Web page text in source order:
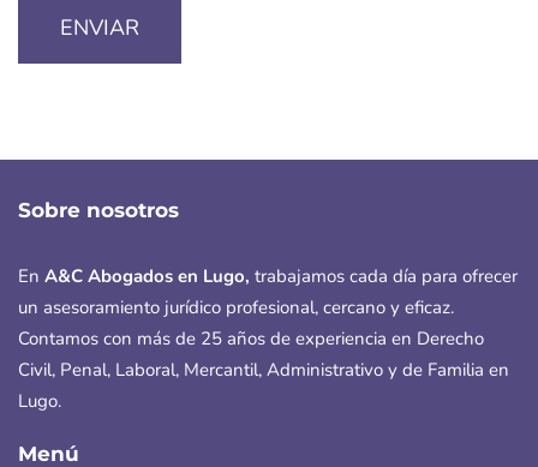
Sobre nosotros
En A&C Abogados en Lugo, trabajamos cada día para ofrecer
un asesoramiento jurídico profesional, cercano y eficaz.
Contamos con más de 25 años de experiencia en Derecho
Civil, Penal, Laboral, Mercantil, Administrativo y de Familia en
Lugo.
Menú